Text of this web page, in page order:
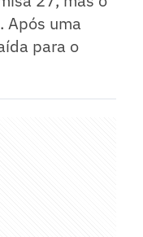
Após uma
para o